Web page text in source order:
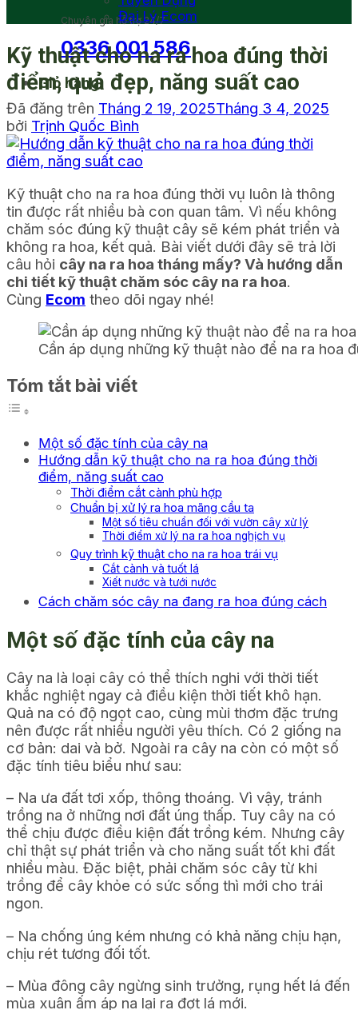
Chuyên gia hỗ trợ 24/7
0336 001 586
Giỏ hàng
Đại Lý Ecom
Kỹ thuật cho na ra hoa đúng thời
điểm, quả đẹp, năng suất cao
Đã đăng trên Tháng 2 19, 2025Tháng 3 4, 2025
bởi Trịnh Quốc Bình
Kỹ thuật cho na ra hoa đúng thời vụ luôn là thông
tin được rất nhiều bà con quan tâm. Vì nếu không
chăm sóc đúng kỹ thuật cây sẽ kém phát triển và
không ra hoa, kết quả. Bài viết dưới đây sẽ trả lời
câu hỏi cây na ra hoa tháng mấy? Và hướng dẫn
chi tiết kỹ thuật chăm sóc cây na ra hoa.
Cùng Ecom theo dõi ngay nhé!
Cần áp dụng những kỹ thuật nào để na ra hoa
Tóm tắt bài viết
Một số đặc tính của cây na
Hướng dẫn kỹ thuật cho na ra hoa đúng thời
điểm, năng suất cao
Thời điểm cắt cành phù hợp
Chuẩn bị xử lý ra hoa mãng cầu ta
Một số tiêu chuẩn đối với vườn cây xử lý
Thời điểm xử lý na ra hoa nghịch vụ
Quy trình kỹ thuật cho na ra hoa trái vụ
Cắt cành và tuốt lá
Xiết nước và tưới nước
Cách chăm sóc cây na đang ra hoa đúng cách
Một số đặc tính của cây na
Cây na là loại cây có thể thích nghi với thời tiết
khắc nghiệt ngay cả điều kiện thời tiết khô hạn.
Quả na có độ ngọt cao, cùng mùi thơm đặc trưng
nên được rất nhiều người yêu thích. Có 2 giống na
cơ bản: dai và bở. Ngoài ra cây na còn có một số
đặc tính tiêu biểu như sau:
– Na ưa đất tơi xốp, thông thoáng. Vì vậy, tránh
trồng na ở những nơi đất úng thấp. Tuy cây na có
thể chịu được điều kiện đất trồng kém. Nhưng cây
chỉ thật sự phát triển và cho năng suất tốt khi đất
nhiều màu. Đặc biệt, phải chăm sóc cây từ khi
trồng để cây khỏe có sức sống thì mới cho trái
ngon.
– Na chống úng kém nhưng có khả năng chịu hạn,
chịu rét tương đối tốt.
– Mùa đông cây ngừng sinh trưởng, rụng hết lá đến
mùa xuân ấm áp na lại ra đợt lá mới.